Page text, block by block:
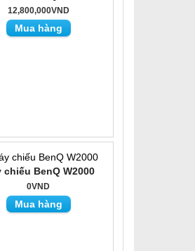
12,800,000VND
Mua hàng
chiếu BenQ W2000
0VND
Mua hàng